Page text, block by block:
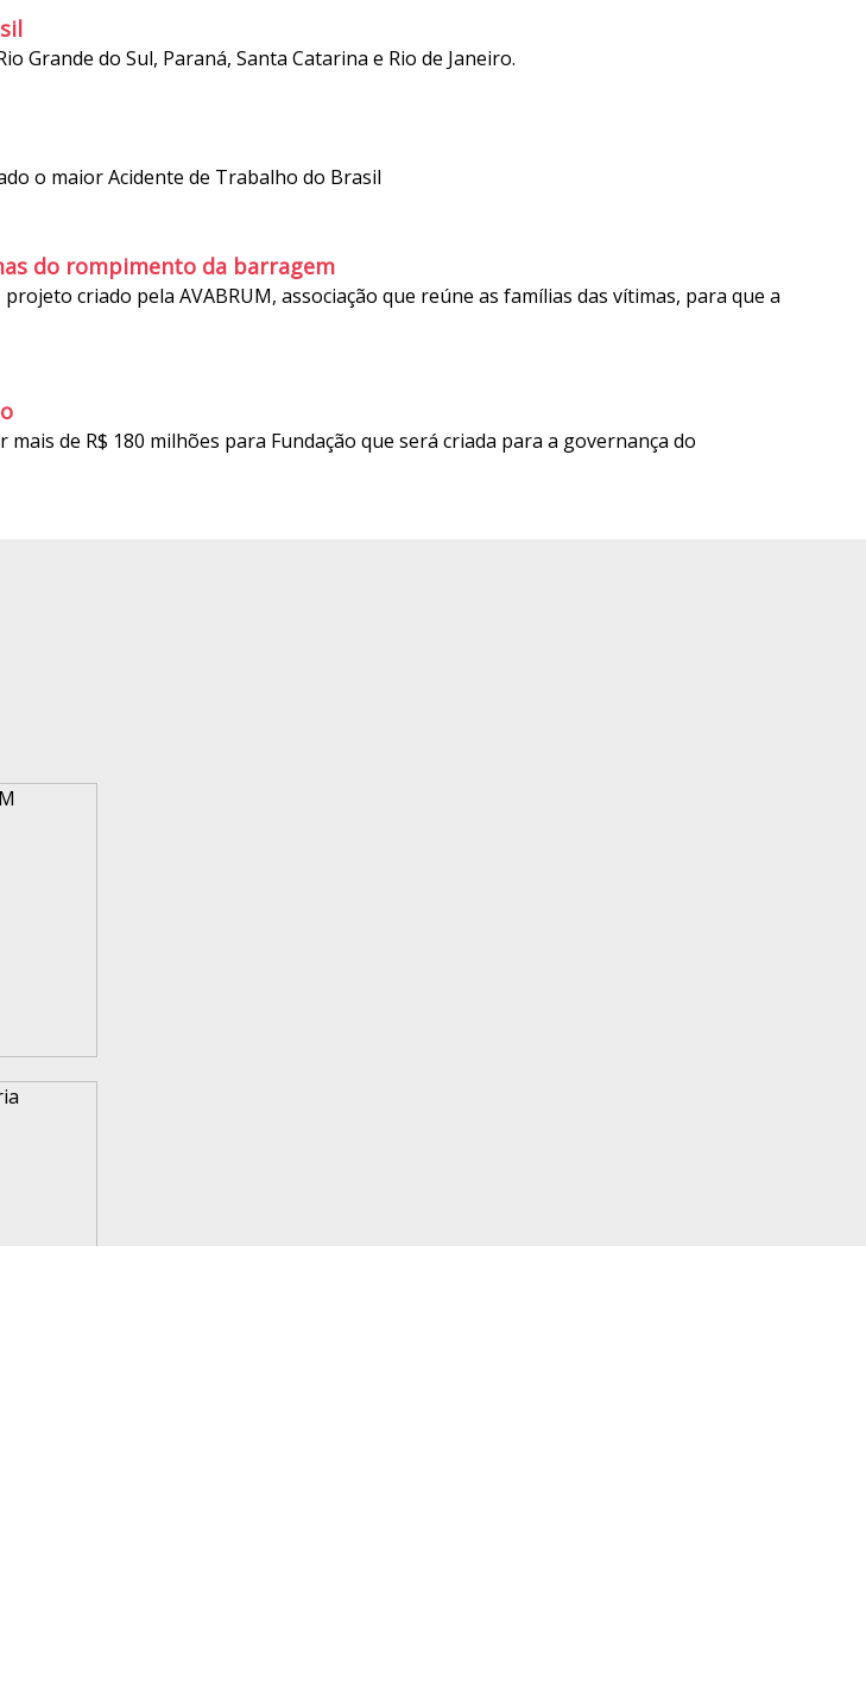
Grande do Sul, Paraná, Santa Catarina e Rio de Janeiro.
o maior Acidente de Trabalho do Brasil
do rompimento da barragem
criado pela AVABRUM, associação que reúne as famílias das vítimas, para que a
de R$ 180 milhões para Fundação que será criada para a governança do